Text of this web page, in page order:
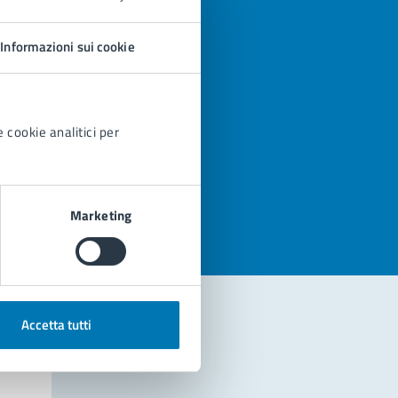
Informazioni sui cookie
cookie analitici per
Marketing
Accetta tutti